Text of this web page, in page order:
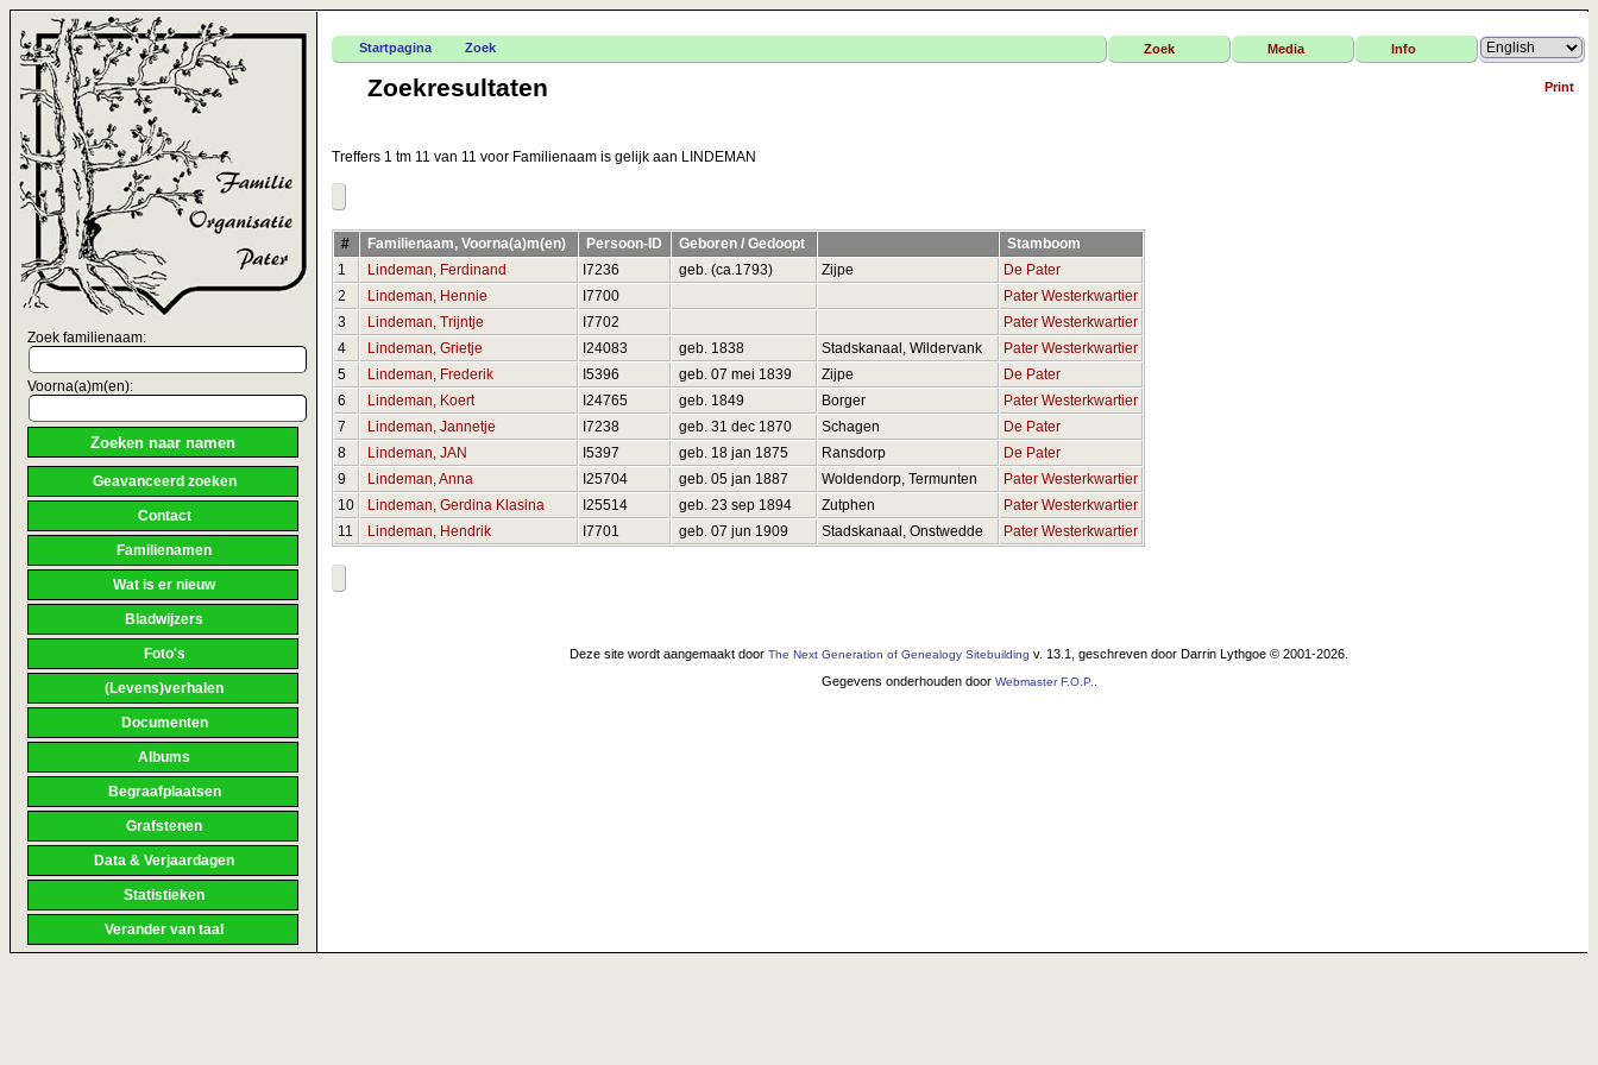
Zoek familienaam:
Voorna(a)m(en):
Geavanceerd zoeken
Contact
Familienamen
Wat is er nieuw
Bladwijzers
Foto's
(Levens)verhalen
Documenten
Albums
Begraafplaatsen
Grafstenen
Data & Verjaardagen
Statistieken
Verander van taal
Startpagina Zoek Zoek Media Info
Print
Zoekresultaten
Treffers 1 tm 11 van 11 voor Familienaam is gelijk aan LINDEMAN
# Familienaam, Voorna(a)m(en) Persoon-ID Geboren / Gedoopt
Stamboom
1
Lindeman, Ferdinand I7236 geb. (ca.1793) Zijpe
De Pater
2
Lindeman, Hennie I7700
Pater Westerkwartier
3
Lindeman, Trijntje I7702
Pater Westerkwartier
4
Lindeman, Grietje I24083 geb. 1838 Stadskanaal, Wildervank
Pater Westerkwartier
5
Lindeman, Frederik I5396 geb. 07 mei 1839 Zijpe
De Pater
6
Lindeman, Koert I24765 geb. 1849 Borger
Pater Westerkwartier
7
Lindeman, Jannetje I7238 geb. 31 dec 1870 Schagen
De Pater
8
Lindeman, JAN I5397 geb. 18 jan 1875 Ransdorp
De Pater
9
Lindeman, Anna I25704 geb. 05 jan 1887 Woldendorp, Termunten
Pater Westerkwartier
10
Lindeman, Gerdina Klasina I25514 geb. 23 sep 1894 Zutphen
Pater Westerkwartier
11
Lindeman, Hendrik I7701 geb. 07 jun 1909 Stadskanaal, Onstwedde Pater Westerkwartier
Deze site wordt aangemaakt door The Next Generation of Genealogy Sitebuilding v. 13.1, geschreven door Darrin Lythgoe © 2001-2026.
Gegevens onderhouden door Webmaster F.O.P.